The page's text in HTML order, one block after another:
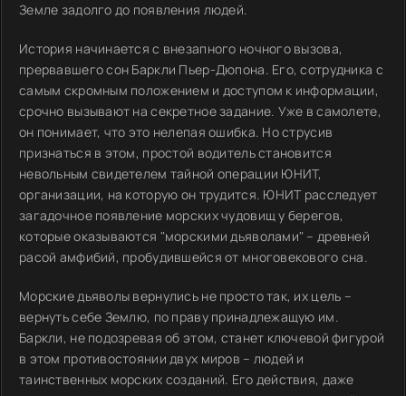
Земле задолго до появления людей.
История начинается с внезапного ночного вызова,
прервавшего сон Баркли Пьер-Дюпона. Его, сотрудника с
самым скромным положением и доступом к информации,
срочно вызывают на секретное задание. Уже в самолете,
он понимает, что это нелепая ошибка. Но струсив
признаться в этом, простой водитель становится
невольным свидетелем тайной операции ЮНИТ,
организации, на которую он трудится. ЮНИТ расследует
загадочное появление морских чудовищ у берегов,
которые оказываются "морскими дьяволами" – древней
расой амфибий, пробудившейся от многовекового сна.
Морские дьяволы вернулись не просто так, их цель –
вернуть себе Землю, по праву принадлежащую им.
Баркли, не подозревая об этом, станет ключевой фигурой
в этом противостоянии двух миров – людей и
таинственных морских созданий. Его действия, даже